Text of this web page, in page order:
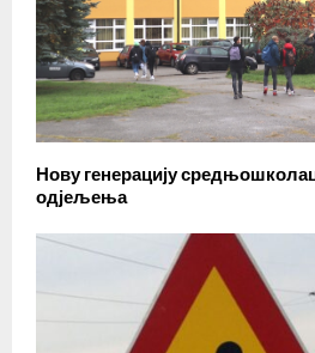
Нову генерацију
одјељења